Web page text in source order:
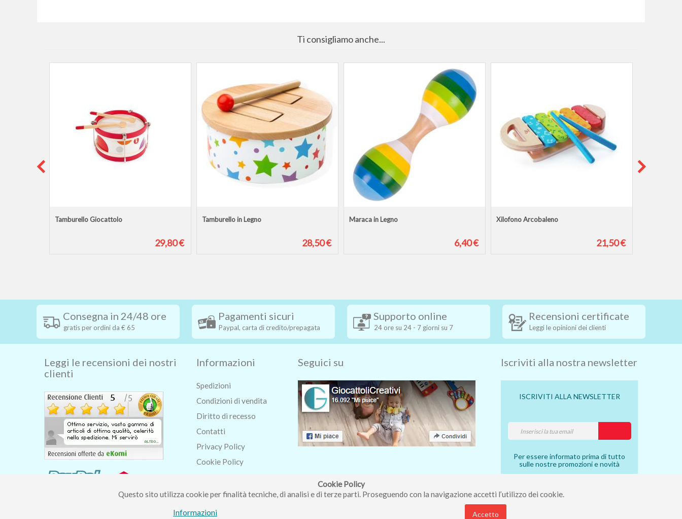
Cookie Policy
Questo sito utilizza cookie per finalità tecniche, di analisi e di terze parti. Proseguendo con la navigazione accetti l’utilizzo dei cookie.
Informazioni
Accetto
Ti consigliamo anche...
Tamburello Giocattolo
29,80 €
Tamburello in Legno
28,50 €
Maraca in Legno
6,40 €
Xilofono Arcobaleno
21,50 €
Consegna in 24/48 ore
gratis per ordini da € 65
Pagamenti sicuri
Paypal, carta di credito/prepagata
Supporto online
24 ore su 24 - 7 giorni su 7
Recensioni certificate
Leggi le opinioni dei clienti
Leggi le recensioni dei nostri
clienti
Informazioni
Spedizioni
Condizioni di vendita
Diritto di recesso
Contatti
Privacy Policy
Cookie Policy
Blog
Seguici su Iscriviti alla nostra newsletter
ISCRIVITI ALLA NEWSLETTER
Per essere informato prima di tutto
sulle nostre promozioni e novità
Piccolo Mondo di Ferri Roberta - Via Carlo Pisacane 9/11 57025 Piombino (LI) - P.IVA : 01237910490 - Rea 112098.